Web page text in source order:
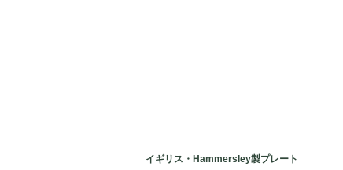
イギリス・Hammersley製プレート